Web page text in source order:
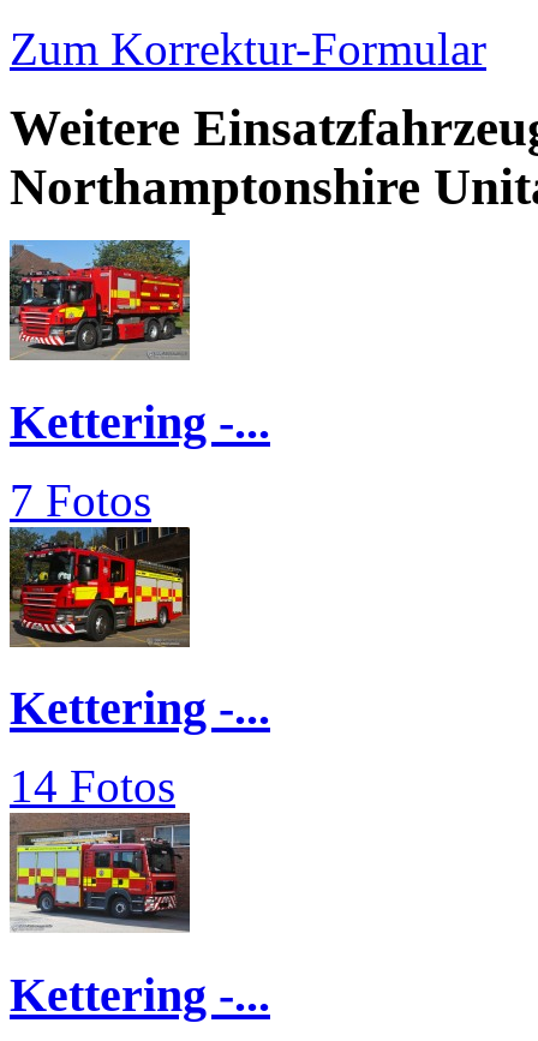
Zum Korrektur-Formular
Weitere
Northamptonshire
Kettering -...
7 Fotos
Kettering -...
14 Fotos
Kettering -...